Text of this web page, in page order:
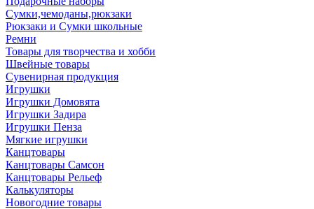
Сумки,чемоданы,рюкзаки
Рюкзаки и Сумки школьные
Ремни
Товары для творчества и хобби
Швейные товары
Сувенирная продукция
Игрушки
Игрушки Домовята
Игрушки Задира
Игрушки Пенза
Мягкие игрушки
Канцтовары
Канцтовары Самсон
Канцтовары Рельеф
Калькуляторы
Новогодние товары